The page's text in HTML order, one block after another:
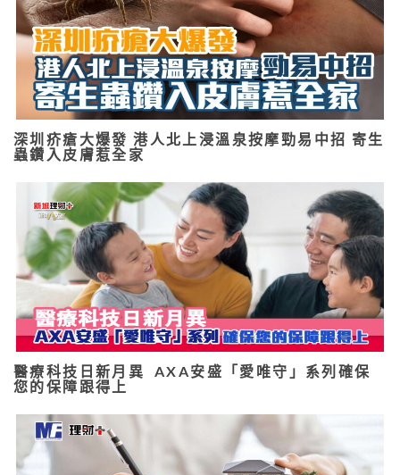
深圳疥瘡大爆發 港人北上浸溫泉按摩勁易中招 寄生
蟲鑽入皮膚惹全家
醫療科技日新月異 AXA安盛「愛唯守」系列確保
您的保障跟得上